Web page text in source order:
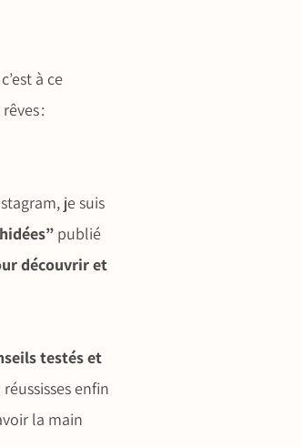
à ce
:
je suis
publié
découvrir et
testés et
enfin
la main